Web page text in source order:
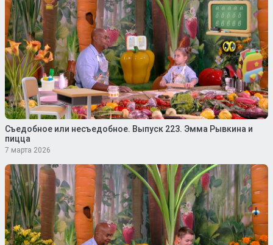
Съедобное или несъедобное. Выпуск 223. Эмма Рывкина и
пицца
7 марта 2026